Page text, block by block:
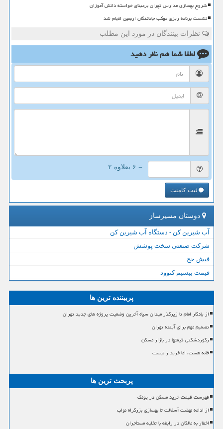
شروع بهسازی مدارس تهران برمبنای خواسته دانش آموزان
نشست برنامه ریزی موکب جاماندگان اربعین انجام شد
نظرات بینندگان در مورد این مطلب
لطفا شما همنظر دهید
= ۶ بعلاوه ۲
ثبت کامنت
دوستان مسیرساز
آب شیرین کن - دستگاه آب شیرین کن
شرکت صنعتی سخت پوشش
فیش حج
قیمت بیسیم کنوود
پربیننده ترین ها
از یادگار امام تا زیرگذر میدان سپاه آخرین وضعیت پروژه های جدید تهران
تصمیم مهم برای آینده تهران
رکوردشکنی قیمتها در بازار مسکن
خانه هست، اما خریدار نیست
پربحث ترین ها
فهرست قیمت خرید مسکن در پونک
از ادامه نهضت آسفالت تا بهسازی بزرگراه نواب
اخطار به مالکان در رابطه با تخلیه مستأجران